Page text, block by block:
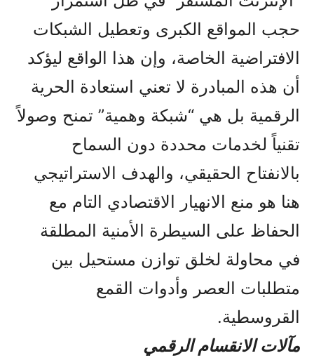
حجب المواقع الكبرى وتعطيل الشبكات
الافتراضية الخاصة، وإن هذا الواقع ليؤكد
أن هذه المبادرة لا تعني استعادة الحرية
الرقمية بل هي “شبكة وهمية” تمنح وصولاً
تقنياً لخدمات محددة دون السماح
بالانفتاح الحقيقي، والهدف الاستراتيجي
هنا هو منع الانهيار الاقتصادي التام مع
الحفاظ على السيطرة الأمنية المطلقة
في محاولة لخلق توازن مستحيل بين
متطلبات العصر وأدوات القمع
القروسطية.
مآلات الانقسام الرقمي